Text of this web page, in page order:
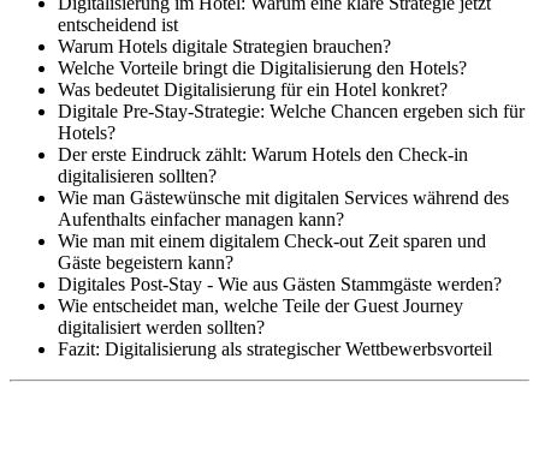
entscheidend ist
Warum Hotels digitale Strategien brauchen?
Welche Vorteile bringt die Digitalisierung den Hotels?
Was bedeutet Digitalisierung für ein Hotel konkret?
Digitale Pre-Stay-Strategie: Welche Chancen ergeben sich für
Hotels?
Der erste Eindruck zählt: Warum Hotels den Check-in
digitalisieren sollten?
Wie man Gästewünsche mit digitalen Services während des
Aufenthalts einfacher managen kann?
Wie man mit einem digitalem Check-out Zeit sparen und
Gäste begeistern kann?
Digitales Post-Stay - Wie aus Gästen Stammgäste werden?
Wie entscheidet man, welche Teile der Guest Journey
digitalisiert werden sollten?
Fazit: Digitalisierung als strategischer Wettbewerbsvorteil